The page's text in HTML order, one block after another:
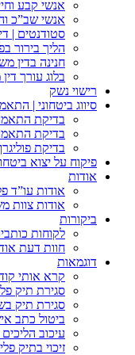
אנשי קבע
אנשי שב”כ
סטודנטים |
הליך בירור
חנינה בדין
בלוג עורך
רישוי נשק
סיווג ביטחוני |
בדיקת התאמה
בדיקת
בדיקת
פיקוח על יצוא
אודות
אודות עו”ד
אודות צוות
ביקורות
לקוחות
חוות דעת
דוגמאות
קרא אותי
סגירת תיק
סגירת תיק
ביטול כתב
עיכוב
זיכוי בתיק